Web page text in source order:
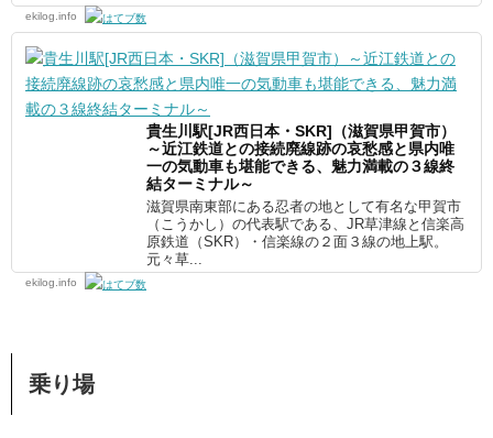
ekilog.info
貴生川駅[JR西日本・SKR]（滋賀県甲賀市）
～近江鉄道との接続廃線跡の哀愁感と県内唯
一の気動車も堪能できる、魅力満載の３線終
結ターミナル～
滋賀県南東部にある忍者の地として有名な甲賀市
（こうかし）の代表駅である、JR草津線と信楽高
原鉄道（SKR）・信楽線の２面３線の地上駅。
元々草...
ekilog.info
乗り場